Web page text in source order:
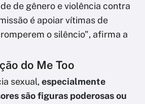
de gênero e violência contra
é apoiar vítimas de
o silêncio", afirma a
do Me Too
sexual, especialmente
são figuras poderosas ou